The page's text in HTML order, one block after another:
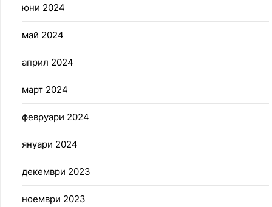
юни 2024
май 2024
април 2024
март 2024
февруари 2024
януари 2024
декември 2023
ноември 2023